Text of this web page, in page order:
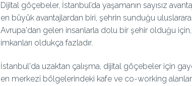
Dijital göçebeler, İstanbul’da yaşamanın sayısız
en büyük avantajlardan biri, şehrin sunduğu
Avrupa'dan gelen insanlarla dolu bir şehir olduğu
imkanları oldukça fazladır.
İstanbul'da uzaktan çalışma, dijital göçebeler için
en merkezi bölgelerindeki kafe ve co-working